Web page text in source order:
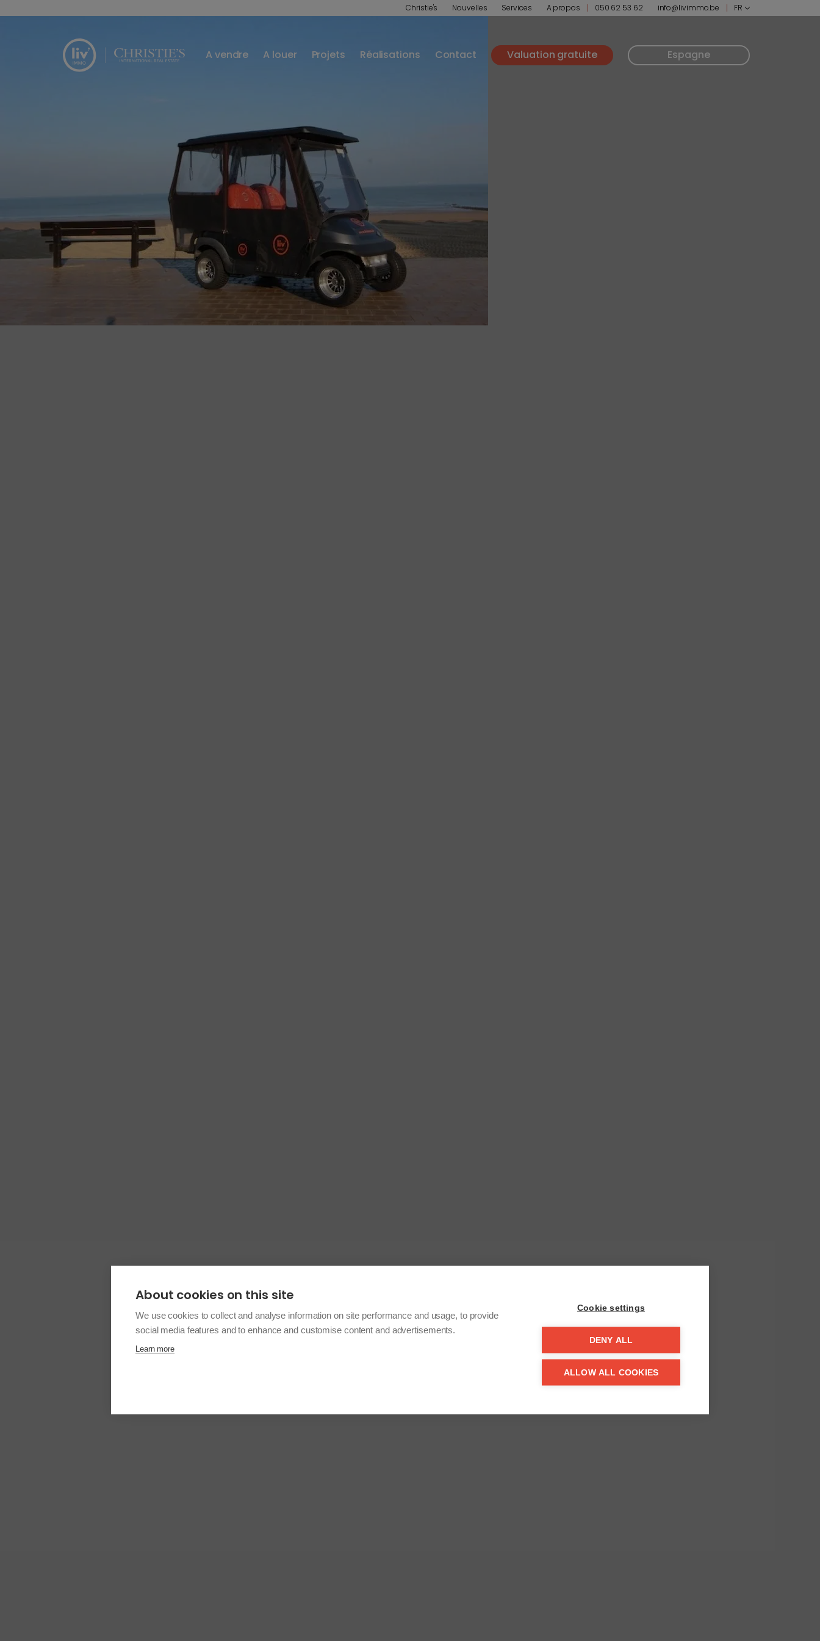
Christie's Nouvelles Services A propos 050 62 53 62 info@livimmo.be FR
A vendre A louer Projets Réalisations Contact Valuation gratuite Espagne
About cookies on this site
We use cookies to collect and analyse information on site performance and usage, to provide
social media features and to enhance and customise content and advertisements.
Learn more
Cookie settings
DENY ALL
ALLOW ALL COOKIES